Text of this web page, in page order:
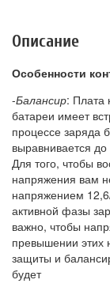
Описание
Особенности
-Балансир: Плата
батареи имеет
процессе заряда
выравнивается
Для того, чтобы
напряжения вам
напряжением
активной фазы
важно, чтобы
превышении этих
защиты и
будет